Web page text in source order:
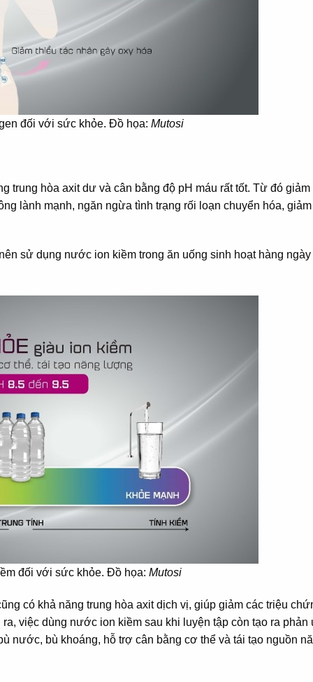
đối với sức khỏe. Đồ họa: Mutosi
trung hòa axit dư và cân bằng độ pH máu rất tốt. Từ đó giảm
lành mạnh, ngăn ngừa tình trạng rối loạn chuyển hóa,
sử dụng nước ion kiềm trong ăn uống sinh hoạt hàng ngày
đối với sức khỏe. Đồ họa: Mutosi
có khả năng trung hòa axit dịch vị, giúp giảm các triệu
việc dùng nước ion kiềm sau khi luyện tập còn tạo ra phản
nước, bù khoáng, hỗ trợ cân bằng cơ thể và tái tạo nguồn